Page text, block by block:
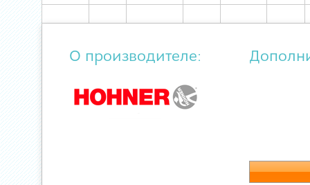
О производителе: